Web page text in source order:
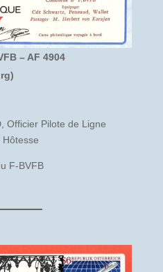
– AF 4904
Officier Pilote de Ligne
Hôtesse
F-BVFB